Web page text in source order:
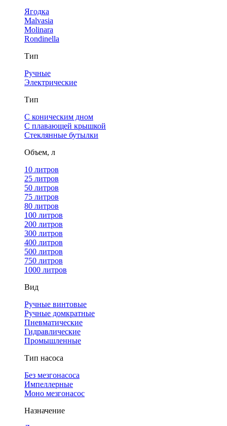
Ягодка
Malvasia
Molinara
Rondinella
Тип
Ручные
Электрические
Тип
С коническим дном
С плавающей крышкой
Стеклянные бутылки
Объем, л
10 литров
25 литров
50 литров
75 литров
80 литров
100 литров
200 литров
300 литров
400 литров
500 литров
750 литров
1000 литров
Вид
Ручные винтовые
Ручные домкратные
Пневматические
Гидравлические
Промышленные
Тип насоса
Без мезгонасоса
Импеллерные
Моно мезгонасос
Назначение